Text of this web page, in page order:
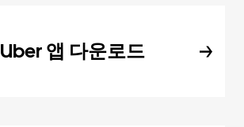
Uber 앱 다운로드